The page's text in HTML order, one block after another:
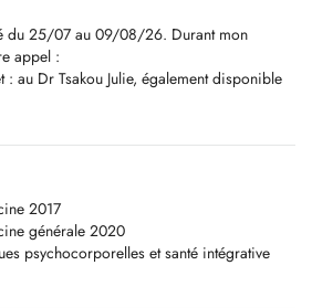
du 25/07 au 09/08/26. Durant mon
appel :
au Dr Tsakou Julie, également disponible
la maison médicale du Nord via le 112 en
from July 25th to August 9th, 2026.
contact:
Tsakou Julie, also available through
the North Medical Center via 112 in the
2017
générale 2020
psychocorporelles et santé intégrative